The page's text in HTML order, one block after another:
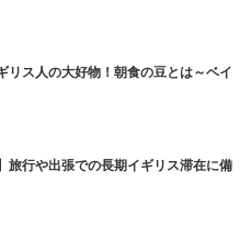
リス人の大好物！朝食の豆とは～ベイ
旅行や出張での長期イギリス滞在に備